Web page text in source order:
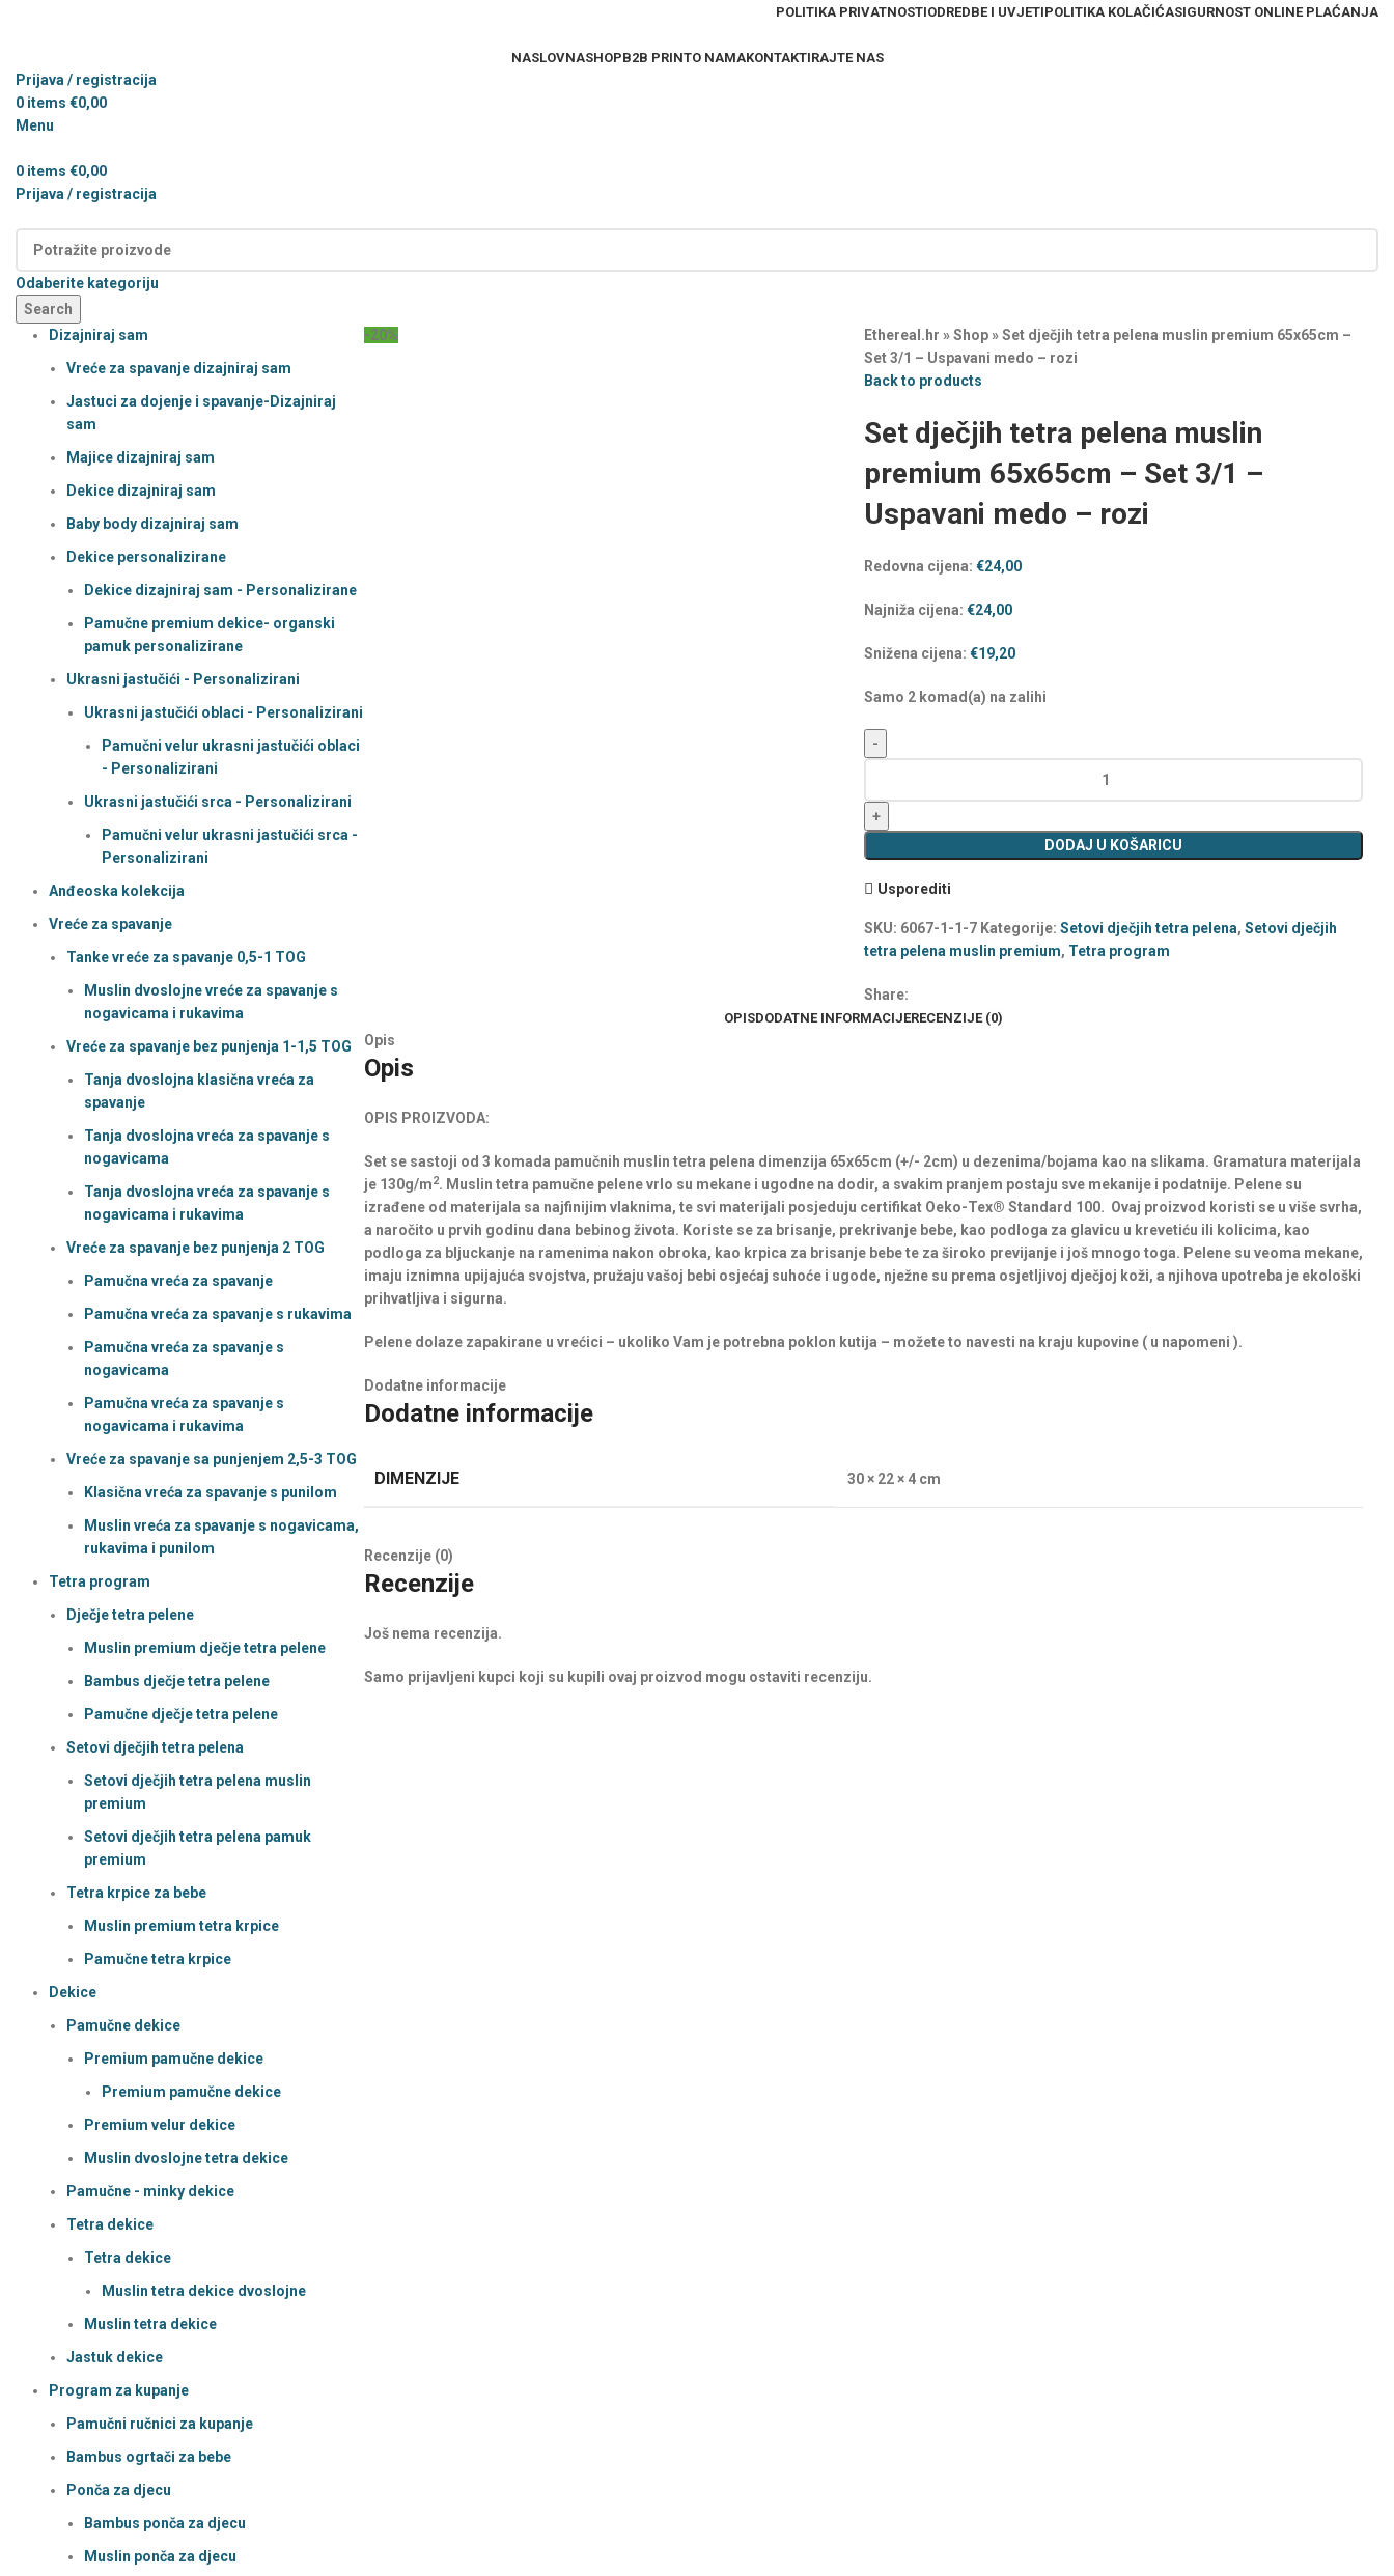
POLITIKA PRIVATNOSTIODREDBE I UVJETIPOLITIKA KOLAČIĆASIGURNOST ONLINE PLAĆANJA
NASLOVNASHOPB2B PRINTO NAMAKONTAKTIRAJTE NAS
Prijava / registracija
0 items €0,00
Menu
0 items €0,00
Prijava / registracija
Odaberite kategoriju
Search
-20%
Ethereal.hr »Shop»Set dječjih tetra pelena muslin premium 65x65cm –
Set 3/1 – Uspavani medo – rozi
Back to products
Set dječjih tetra pelena muslin
premium 65x65cm – Set 3/1 –
Uspavani medo – rozi
Redovna cijena: €24,00
Najniža cijena: €24,00
Snižena cijena: €19,20
Samo 2 komad(a) na zalihi
DODAJ U KOŠARICU
Usporediti
SKU: 6067-1-1-7 Kategorije: Setovi dječjih tetra pelena, Setovi dječjih
tetra pelena muslin premium, Tetra program
Share:
OPISDODATNE INFORMACIJERECENZIJE (0)
Opis
Opis
OPIS PROIZVODA:
Set se sastoji od 3 komada pamučnih muslin tetra pelena dimenzija 65x65cm (+/- 2cm) u dezenima/bojama kao na slikama. Gramatura materijala
je 130g/m2. Muslin tetra pamučne pelene vrlo su mekane i ugodne na dodir, a svakim pranjem postaju sve mekanije i podatnije. Pelene su
izrađene od materijala sa najfinijim vlaknima, te svi materijali posjeduju certifikat Oeko-Tex® Standard 100. Ovaj proizvod koristi se u više svrha,
a naročito u prvih godinu dana bebinog života. Koriste se za brisanje, prekrivanje bebe, kao podloga za glavicu u krevetiću ili kolicima, kao
podloga za bljuckanje na ramenima nakon obroka, kao krpica za brisanje bebe te za široko previjanje i još mnogo toga. Pelene su veoma mekane,
imaju iznimna upijajuća svojstva, pružaju vašoj bebi osjećaj suhoće i ugode, nježne su prema osjetljivoj dječjoj koži, a njihova upotreba je ekološki
prihvatljiva i sigurna.
Pelene dolaze zapakirane u vrećici – ukoliko Vam je potrebna poklon kutija – možete to navesti na kraju kupovine ( u napomeni ).
Dodatne informacije
Dodatne informacije
DIMENZIJE 30 × 22 × 4 cm
Recenzije (0)
Recenzije
Još nema recenzija.
Samo prijavljeni kupci koji su kupili ovaj proizvod mogu ostaviti recenziju.
Dizajniraj sam
Vreće za spavanje dizajniraj sam
Jastuci za dojenje i spavanje-Dizajniraj
sam
Majice dizajniraj sam
Dekice dizajniraj sam
Baby body dizajniraj sam
Dekice personalizirane
Dekice dizajniraj sam - Personalizirane
Pamučne premium dekice- organski
pamuk personalizirane
Ukrasni jastučići - Personalizirani
Ukrasni jastučići oblaci - Personalizirani
Pamučni velur ukrasni jastučići oblaci
- Personalizirani
Ukrasni jastučići srca - Personalizirani
Pamučni velur ukrasni jastučići srca -
Personalizirani
Anđeoska kolekcija
Vreće za spavanje
Tanke vreće za spavanje 0,5-1 TOG
Muslin dvoslojne vreće za spavanje s
nogavicama i rukavima
Vreće za spavanje bez punjenja 1-1,5 TOG
Tanja dvoslojna klasična vreća za
spavanje
Tanja dvoslojna vreća za spavanje s
nogavicama
Tanja dvoslojna vreća za spavanje s
nogavicama i rukavima
Vreće za spavanje bez punjenja 2 TOG
Pamučna vreća za spavanje
Pamučna vreća za spavanje s rukavima
Pamučna vreća za spavanje s
nogavicama
Pamučna vreća za spavanje s
nogavicama i rukavima
Vreće za spavanje sa punjenjem 2,5-3 TOG
Klasična vreća za spavanje s punilom
Muslin vreća za spavanje s nogavicama,
rukavima i punilom
Tetra program
Dječje tetra pelene
Muslin premium dječje tetra pelene
Bambus dječje tetra pelene
Pamučne dječje tetra pelene
Setovi dječjih tetra pelena
Setovi dječjih tetra pelena muslin
premium
Setovi dječjih tetra pelena pamuk
premium
Tetra krpice za bebe
Muslin premium tetra krpice
Pamučne tetra krpice
Dekice
Pamučne dekice
Premium pamučne dekice
Premium pamučne dekice
Premium velur dekice
Muslin dvoslojne tetra dekice
Pamučne - minky dekice
Tetra dekice
Tetra dekice
Muslin tetra dekice dvoslojne
Muslin tetra dekice
Jastuk dekice
Program za kupanje
Pamučni ručnici za kupanje
Bambus ogrtači za bebe
Ponča za djecu
Bambus ponča za djecu
Muslin ponča za djecu